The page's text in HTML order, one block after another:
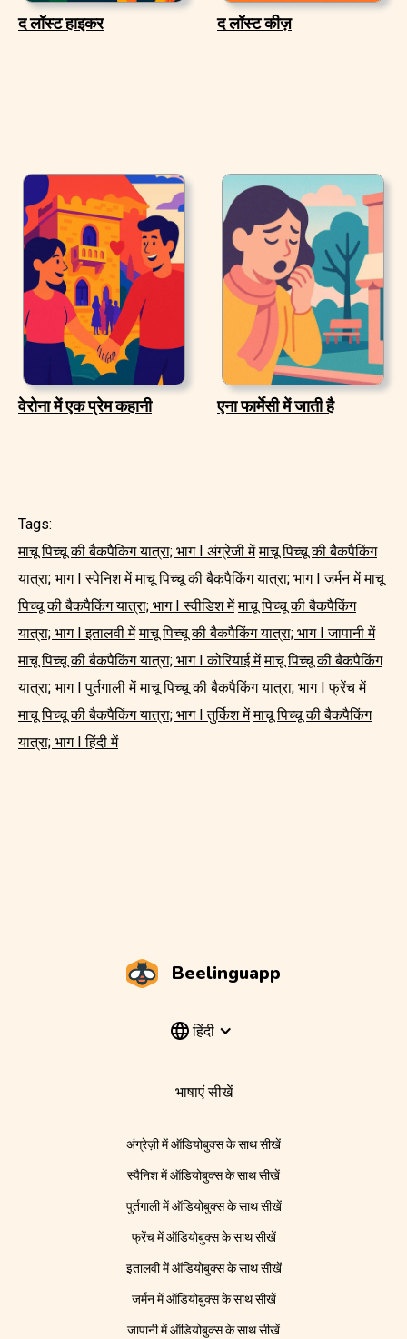
द लॉस्ट हाइकर द लॉस्ट कीज़
वेरोना में एक प्रेम कहानी एना फार्मेसी में जाती है
Tags:
माचू पिच्चू की बैकपैकिंग यात्रा; भाग I अंग्रेजी में माचू पिच्चू की बैकपैकिंग
यात्रा; भाग I स्पेनिश में माचू पिच्चू की बैकपैकिंग यात्रा; भाग I जर्मन में माचू
पिच्चू की बैकपैकिंग यात्रा; भाग I स्वीडिश में माचू पिच्चू की बैकपैकिंग
यात्रा; भाग I इतालवी में माचू पिच्चू की बैकपैकिंग यात्रा; भाग I जापानी में
माचू पिच्चू की बैकपैकिंग यात्रा; भाग I कोरियाई में माचू पिच्चू की बैकपैकिंग
यात्रा; भाग I पुर्तगाली में माचू पिच्चू की बैकपैकिंग यात्रा; भाग I फ्रेंच में
माचू पिच्चू की बैकपैकिंग यात्रा; भाग I तुर्किश में माचू पिच्चू की बैकपैकिंग
यात्रा; भाग I हिंदी में
Beelinguapp
हिंदी
भाषाएं सीखें
अंग्रेज़ी में ऑडियोबुक्स के साथ सीखें
स्पैनिश में ऑडियोबुक्स के साथ सीखें
पुर्तगाली में ऑडियोबुक्स के साथ सीखें
फ्रेंच में ऑडियोबुक्स के साथ सीखें
इतालवी में ऑडियोबुक्स के साथ सीखें
जर्मन में ऑडियोबुक्स के साथ सीखें
जापानी में ऑडियोबुक्स के साथ सीखें